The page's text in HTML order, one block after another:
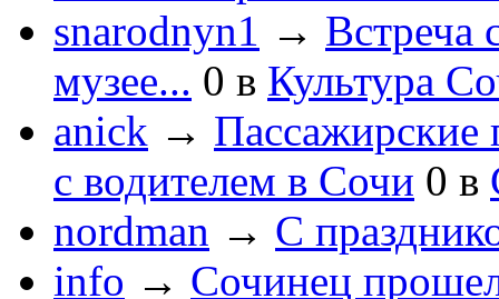
snarodnyn1 → Встреча
музее... 0 в Культура
anick → Пассажирские
с водителем в Сочи 0 в
nordman → С
info → Сочинец